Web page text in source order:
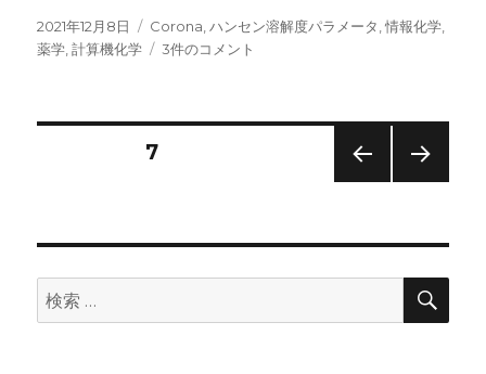
投
稿
2021年12月8日
カ
テ
Corona ,ハンセン溶解度パラメータ ,情報化学
薬学 ,計算機化学
コ
イ
ク
結
3件のコメント
の
ペ
7
検
索:
検